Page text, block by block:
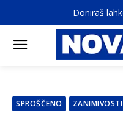
Doniraš
SPROŠČENO ZANIMIVOSTI